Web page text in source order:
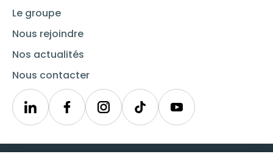
Le groupe
Nous rejoindre
Nos actualités
Nous contacter
LinkedinSynergieInstagramTikTok Youtube